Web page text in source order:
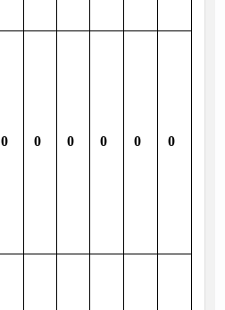
0 0 0 0 0 0